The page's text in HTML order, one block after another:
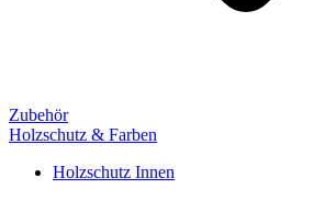
Zubehör
Holzschutz & Farben
Holzschutz Innen